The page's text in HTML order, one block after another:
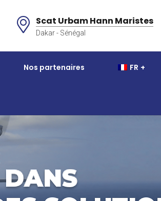
Scat Urbam Hann Maristes
Dakar - Sénégal
Nos partenaires FR